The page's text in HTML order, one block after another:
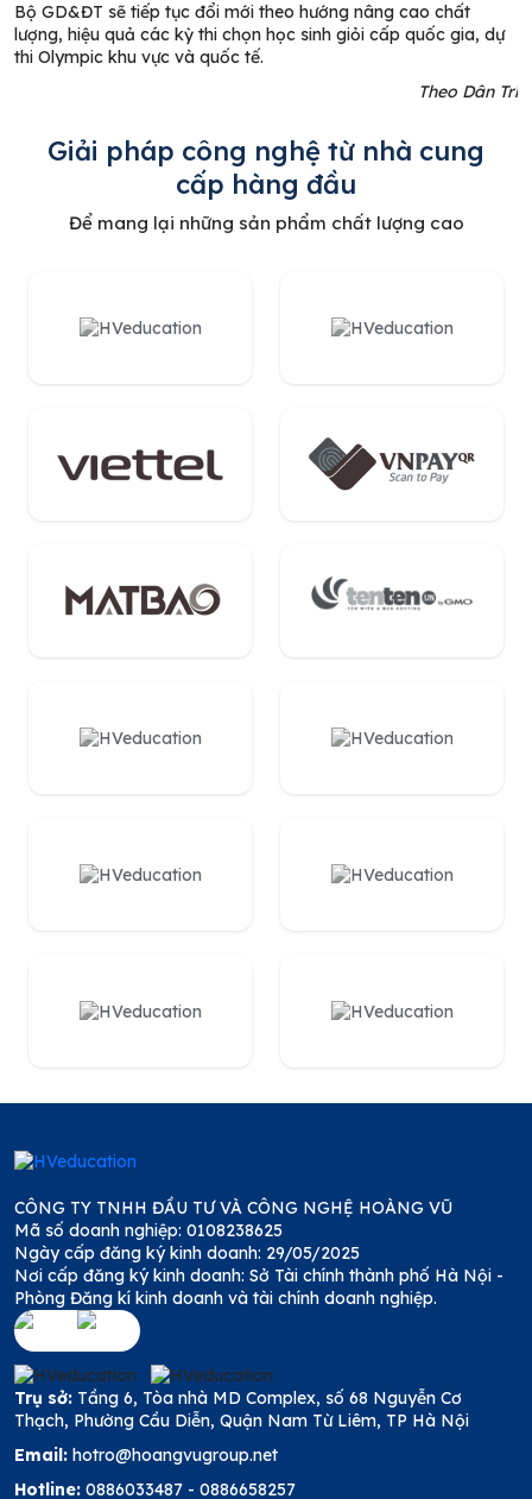
Bộ GD&ĐT sẽ tiếp tục đổi mới theo hướng nâng cao chất
lượng, hiệu quả các kỳ thi chọn học sinh giỏi cấp quốc gia, dự
thi Olympic khu vực và quốc tế.
Theo Dân Trí
Giải pháp công nghệ từ nhà cung
cấp hàng đầu
Để mang lại những sản phẩm chất lượng cao
CÔNG TY TNHH ĐẦU TƯ VÀ CÔNG NGHỆ HOÀNG VŨ
Mã số doanh nghiệp: 0108238625
Ngày cấp đăng ký kinh doanh: 29/05/2025
Nơi cấp đăng ký kinh doanh: Sở Tài chính thành phố Hà Nội -
Phòng Đăng kí kinh doanh và tài chính doanh nghiệp.
Trụ sở: Tầng 6, Tòa nhà MD Complex, số 68 Nguyễn Cơ
Thạch, Phường Cầu Diễn, Quận Nam Từ Liêm, TP Hà Nội
Email: hotro@hoangvugroup.net
Hotline: 0886033487 - 0886658257